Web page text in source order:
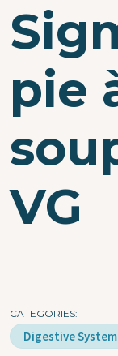
pie
VG
CATEGORIES
Digestive System